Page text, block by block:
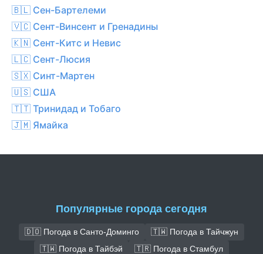
🇧🇱 Сен-Бартелеми
🇻🇨 Сент-Винсент и Гренадины
🇰🇳 Сент-Китс и Невис
🇱🇨 Сент-Люсия
🇸🇽 Синт-Мартен
🇺🇸 США
🇹🇹 Тринидад и Тобаго
🇯🇲 Ямайка
Популярные города сегодня
🇩🇴 Погода в Санто-Доминго
🇹🇼 Погода в Тайчжун
🇹🇼 Погода в Тайбэй
🇹🇷 Погода в Стамбул